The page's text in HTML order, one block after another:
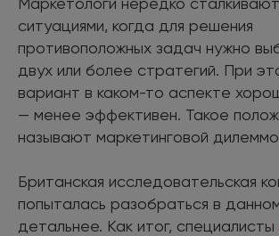
ситуациями, когда для решения
противоположных задач нужно
двух или более стратегий. При
вариант в каком-то аспекте
— менее эффективен. Такое
называют маркетинговой
Британская исследовательская
попыталась разобраться в
детальнее. Как итог, специалисты